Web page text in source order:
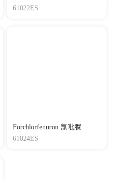
61022ES
Forchlorfenuron 氯吡脲
61024ES